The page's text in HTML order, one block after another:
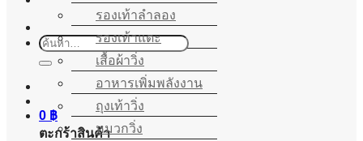
ค้นหา:
0 ฿
ตะกร้าสินค้า
รองเท้าลำลอง
รองเท้าแตะ
เสื้อผ้าวิ่ง
อาหารเพิ่มพลังงาน
ถุงเท้าวิ่ง
หมวกวิ่ง